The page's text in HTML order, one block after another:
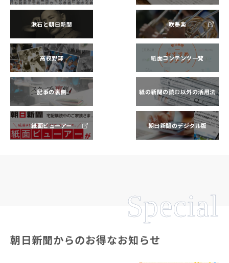
漱石と朝日新聞 吹奏楽
高校野球 紙面コンテンツ一覧
記事の裏側 紙の新聞の読む以外の活用法
紙面ビューアー 朝日新聞のデジタル版
Special
朝日新聞からのお得なお知らせ